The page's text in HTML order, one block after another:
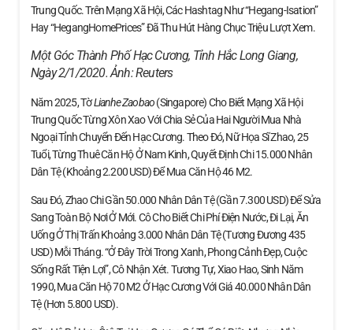
Trung Quốc. Trên Mạng Xã Hội, Các Hashtag Như “Hegang-Isation”
Hay “HegangHomePrices” Đã Thu Hút Hàng Chục Triệu Lượt Xem.
Một Góc Thành Phố Hạc Cương, Tỉnh Hắc Long Giang,
Ngày 2/1/2020. Ảnh:Reuters
Năm 2025, TờLianhe Zaobao(Singapore) Cho Biết Mạng Xã Hội
Trung Quốc Từng Xôn Xao Với Chia Sẻ Của Hai Người Mua Nhà
Ngoại Tỉnh Chuyển Đến Hạc Cương. Theo Đó, Nữ Họa Sĩ Zhao, 25
Tuổi, Từng Thuê Căn Hộ Ở Nam Kinh, Quyết Định Chi 15.000 Nhân
Dân Tệ (khoảng 2.200 USD) Để Mua Căn Hộ 46 M2.
Sau Đó, Zhao Chi Gần 50.000 Nhân Dân Tệ (gần 7.300 USD) Để Sửa
Sang Toàn Bộ Nơi Ở Mới. Cô Cho Biết Chi Phí Điện Nước, Đi Lại, Ăn
Uống Ở Thị Trấn Khoảng 3.000 Nhân Dân Tệ (tương Đương 435
USD) Mỗi Tháng. “Ở Đây Trời Trong Xanh, Phong Cảnh Đẹp, Cuộc
Sống Rất Tiện Lợi”, Cô Nhận Xét. Tương Tự, Xiao Hao, Sinh Năm
1990, Mua Căn Hộ 70 M2 Ở Hạc Cương Với Giá 40.000 Nhân Dân
Tệ (hơn 5.800 USD).